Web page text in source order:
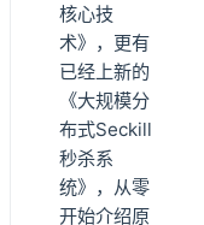
核心技
术》，更有
已经上新的
《大规模分
布式Seckill
秒杀系
统》，从零
开始介绍原